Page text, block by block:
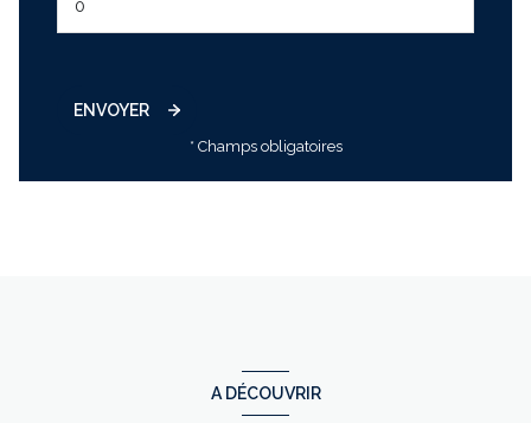
ENVOYER
* Champs obligatoires
A DÉCOUVRIR